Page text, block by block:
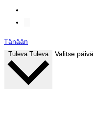
Tänään
Tuleva Tuleva Valitse päivä.